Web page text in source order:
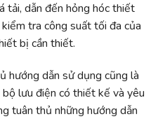
tải, dẫn đến hỏng hóc thiết
tra công suất tối đa của
bị cần thiết.
hướng dẫn sử dụng cũng là
lưu điện có thiết kế và yêu
tuân thủ những hướng dẫn